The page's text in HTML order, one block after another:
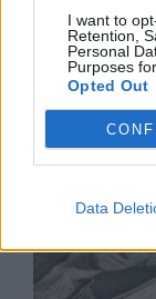
I want to
Retention,
Personal
Purposes
Opted Out
Data
Румъния
ниското
04.08.2026 / 16:30